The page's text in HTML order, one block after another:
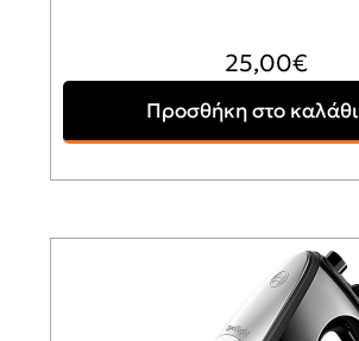
25,00€
Προσθήκη στο καλάθι